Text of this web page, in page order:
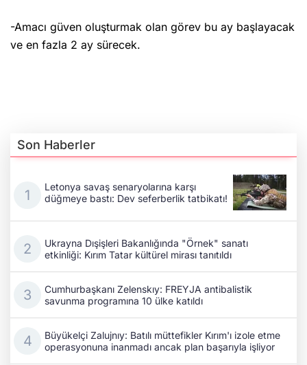
-Amacı güven oluşturmak olan görev bu ay başlayacak
ve en fazla 2 ay sürecek.
Son Haberler
Letonya savaş senaryolarına karşı
düğmeye bastı: Dev seferberlik tatbikatı!
Ukrayna Dışişleri Bakanlığında "Örnek" sanatı
etkinliği: Kırım Tatar kültürel mirası tanıtıldı
Cumhurbaşkanı Zelenskıy: FREYJA antibalistik
savunma programına 10 ülke katıldı
Büyükelçi Zalujnıy: Batılı müttefikler Kırım'ı izole etme
operasyonuna inanmadı ancak plan başarıyla işliyor